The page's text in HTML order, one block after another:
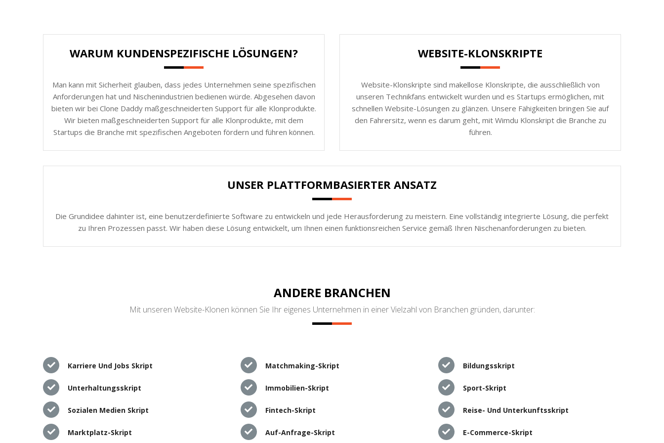
WARUM KUNDENSPEZIFISCHE LÖSUNGEN?
Man kann mit Sicherheit glauben, dass jedes Unternehmen seine spezifischen
Anforderungen hat und Nischenindustrien bedienen würde. Abgesehen davon
bieten wir bei Clone Daddy maßgeschneiderten Support für alle Klonprodukte.
Wir bieten maßgeschneiderten Support für alle Klonprodukte, mit dem
Startups die Branche mit spezifischen Angeboten fördern und führen können.
WEBSITE-KLONSKRIPTE
Website-Klonskripte sind makellose Klonskripte, die ausschließlich von
unseren Technikfans entwickelt wurden und es Startups ermöglichen, mit
schnellen Website-Lösungen zu glänzen. Unsere Fähigkeiten bringen Sie auf
den Fahrersitz, wenn es darum geht, mit Wimdu Klonskript die Branche zu
führen.
UNSER PLATTFORMBASIERTER ANSATZ
Die Grundidee dahinter ist, eine benutzerdefinierte Software zu entwickeln und jede Herausforderung zu meistern. Eine vollständig integrierte Lösung, die perfekt
zu Ihren Prozessen passt. Wir haben diese Lösung entwickelt, um Ihnen einen funktionsreichen Service gemäß Ihren Nischenanforderungen zu bieten.
ANDERE BRANCHEN
Mit unseren Website-Klonen können Sie Ihr eigenes Unternehmen in einer Vielzahl von Branchen gründen, darunter:
Karriere Und Jobs Skript Matchmaking-Skript Bildungsskript
Unterhaltungsskript Immobilien-Skript Sport-Skript
Sozialen Medien Skript Fintech-Skript Reise- Und Unterkunftsskript
Marktplatz-Skript Auf-Anfrage-Skript E-Commerce-Skript